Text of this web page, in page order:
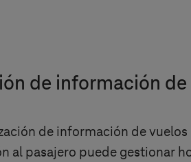
de información de
de información de
al pasajero puede gestionar